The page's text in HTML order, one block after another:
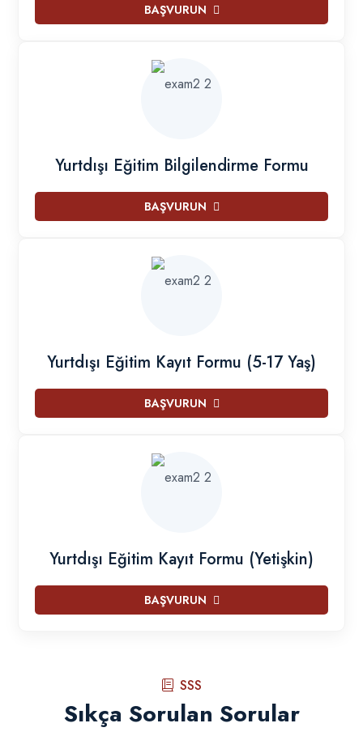
BAŞVURUN
Yurtdışı Eğitim Bilgilendirme Formu
BAŞVURUN
Yurtdışı Eğitim Kayıt Formu (5-17 Yaş)
BAŞVURUN
Yurtdışı Eğitim Kayıt Formu (Yetişkin)
BAŞVURUN
SSS
Sıkça Sorulan Sorular